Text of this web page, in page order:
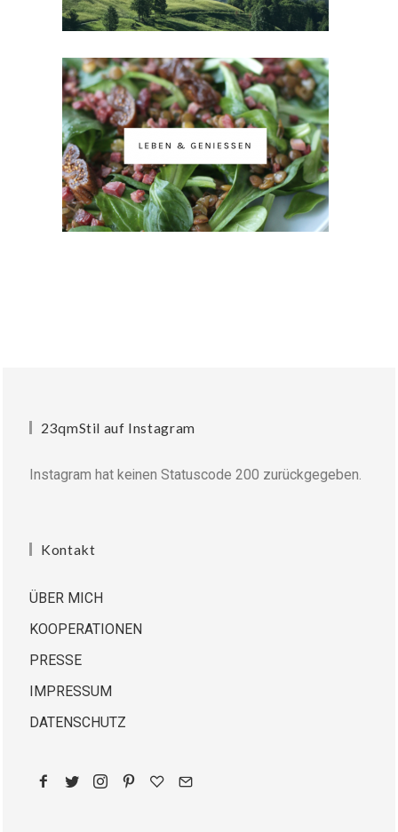
23qmStil auf Instagram
Instagram hat keinen Statuscode 200 zurückgegeben.
Kontakt
ÜBER MICH
KOOPERATIONEN
PRESSE
IMPRESSUM
DATENSCHUTZ